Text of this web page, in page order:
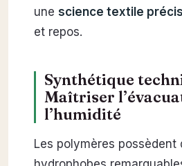
une science textile
et repos.
Synthétique
Maîtriser
l’humidité
Les polymères possèdent